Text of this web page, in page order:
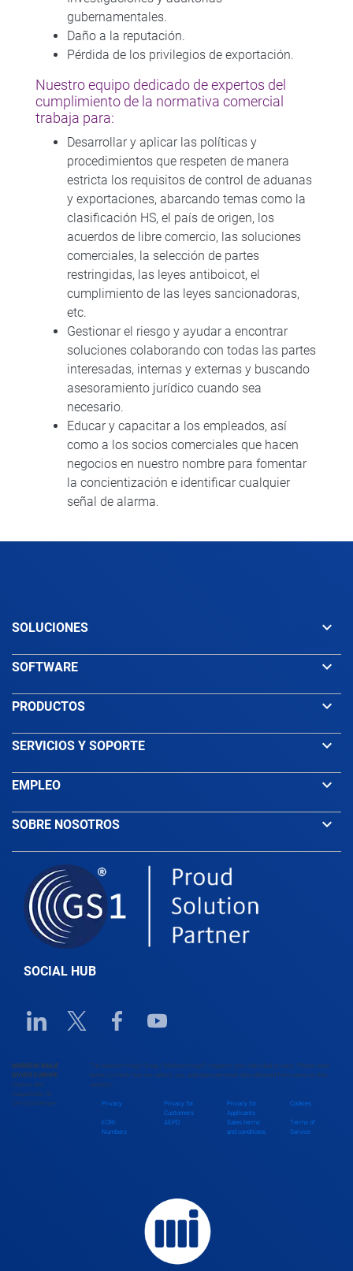
gubernamentales.
Daño a la reputación.
Pérdida de los privilegios de exportación.
Nuestro equipo dedicado de expertos del
cumplimiento de la normativa comercial
trabaja para:
Desarrollar y aplicar las políticas y
procedimientos que respeten de manera
estricta los requisitos de control de aduanas
y exportaciones, abarcando temas como la
clasificación HS, el país de origen, los
acuerdos de libre comercio, las soluciones
comerciales, la selección de partes
restringidas, las leyes antiboicot, el
cumplimiento de las leyes sancionadoras,
etc.
Gestionar el riesgo y ayudar a encontrar
soluciones colaborando con todas las partes
interesadas, internas y externas y buscando
asesoramiento jurídico cuando sea
necesario.
Educar y capacitar a los empleados, así
como a los socios comerciales que hacen
negocios en nuestro nombre para fomentar
la concientización e identificar cualquier
señal de alarma.
SOLUCIONES keyboard_arrow_down
SOFTWARE keyboard_arrow_down
PRODUCTOS keyboard_arrow_down
SERVICIOS Y SOPORTE keyboard_arrow_down
EMPLEO keyboard_arrow_down
SOBRE NOSOTROS keyboard_arrow_down
SOCIAL HUB
Linkedin URL link
Twitter URL linkFacebook URL link
Youtube URL link
MARKEM-IMAJE
DOVER EUROPE
Chemin des
Coquelicots 16
CH-1214 Vernier
The Markem-Imaje Group (“Markem-Imaje”) respects your individual privacy. Please read
below to check how we collect, use, and share personal data obtained from users on this
website.
Privacy
Privacy for
Customers
Privacy for
Applicants
Cookies
EORI
Numbers
AEPD
Sales terms
and conditions
Terms of
Service